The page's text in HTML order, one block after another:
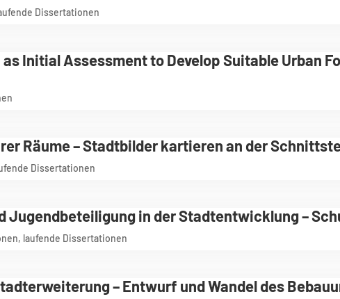
Dissertationen
Initial Assessment to Develop Suitable Urban
Räume – Stadtbilder kartieren an der
Dissertationen
Jugendbeteiligung in der Stadtentwicklung –
, laufende Dissertationen
– Entwurf und Wandel des